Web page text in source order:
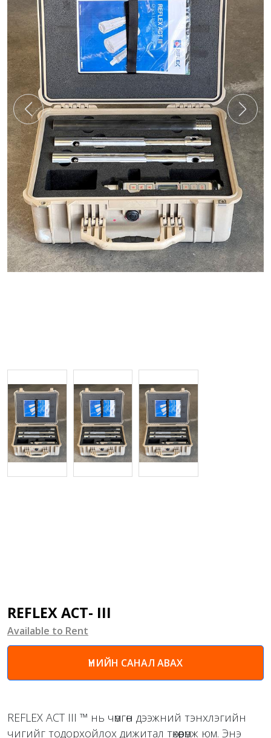
REFLEX ACT- III
Available to Rent
ҮНИЙН САНАЛ АВАХ
REFLEX ACT III ™ нь чөмгөн дээжний тэнхлэгийн
чигийг тодорхойлох дижитал төхөөрөмж юм. Энэ